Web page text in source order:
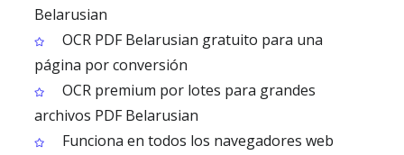
Belarusian
OCR PDF Belarusian gratuito para una
página por conversión
OCR premium por lotes para grandes
archivos PDF Belarusian
Funciona en todos los navegadores web